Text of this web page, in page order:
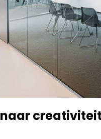
naar creativiteit